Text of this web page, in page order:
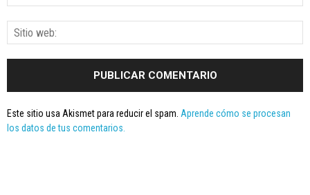
Este sitio usa Akismet para reducir el spam. Aprende cómo se procesan
los datos de tus comentarios.